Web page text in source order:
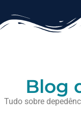
Blog
Tudo sobre